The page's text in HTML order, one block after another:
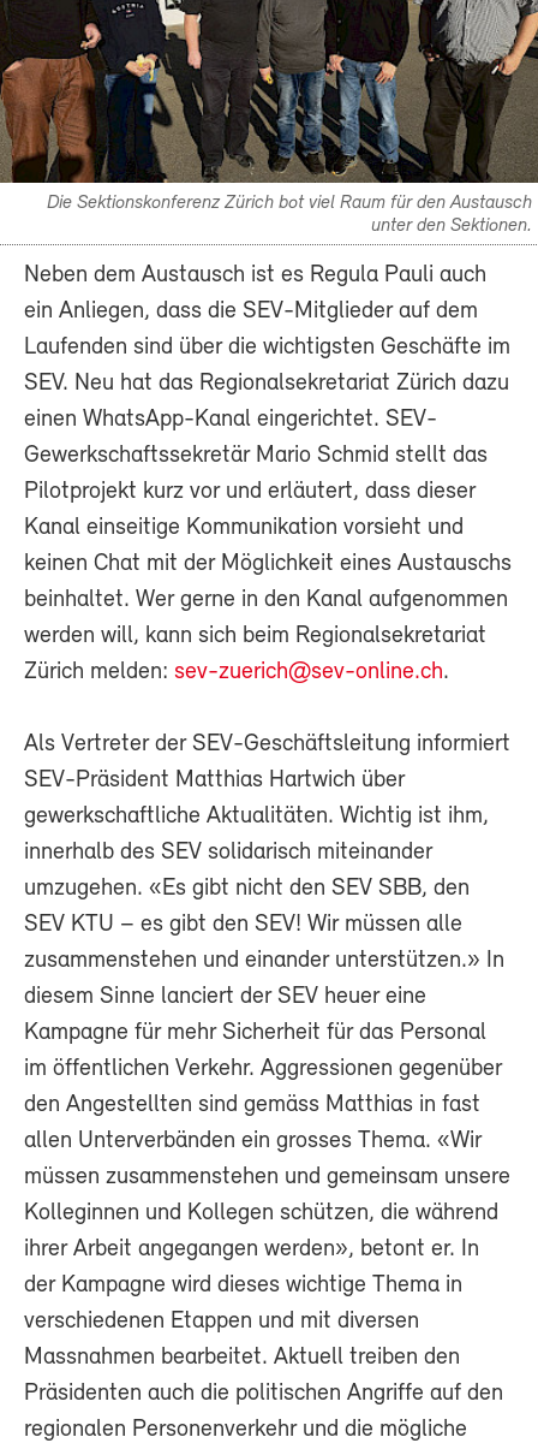
Die Sektionskonferenz Zürich bot viel Raum für den Austausch
unter den Sektionen.
Neben dem Austausch ist es Regula Pauli auch
ein Anliegen, dass die SEV-Mitglieder auf dem
Laufenden sind über die wichtigsten Geschäfte im
SEV. Neu hat das Regionalsekretariat Zürich dazu
einen WhatsApp-Kanal eingerichtet. SEV-
Gewerkschaftssekretär Mario Schmid stellt das
Pilotprojekt kurz vor und erläutert, dass dieser
Kanal einseitige Kommunikation vorsieht und
keinen Chat mit der Möglichkeit eines Austauschs
beinhaltet. Wer gerne in den Kanal aufgenommen
werden will, kann sich beim Regionalsekretariat
Zürich melden: sev-zuerich@sev-online.ch.
Als Vertreter der SEV-Geschäftsleitung informiert
SEV-Präsident Matthias Hartwich über
gewerkschaftliche Aktualitäten. Wichtig ist ihm,
innerhalb des SEV solidarisch miteinander
umzugehen. «Es gibt nicht den SEV SBB, den
SEV KTU – es gibt den SEV! Wir müssen alle
zusammenstehen und einander unterstützen.» In
diesem Sinne lanciert der SEV heuer eine
Kampagne für mehr Sicherheit für das Personal
im öffentlichen Verkehr. Aggressionen gegenüber
den Angestellten sind gemäss Matthias in fast
allen Unterverbänden ein grosses Thema. «Wir
müssen zusammenstehen und gemeinsam unsere
Kolleginnen und Kollegen schützen, die während
ihrer Arbeit angegangen werden», betont er. In
der Kampagne wird dieses wichtige Thema in
verschiedenen Etappen und mit diversen
Massnahmen bearbeitet. Aktuell treiben den
Präsidenten auch die politischen Angriffe auf den
regionalen Personenverkehr und die mögliche